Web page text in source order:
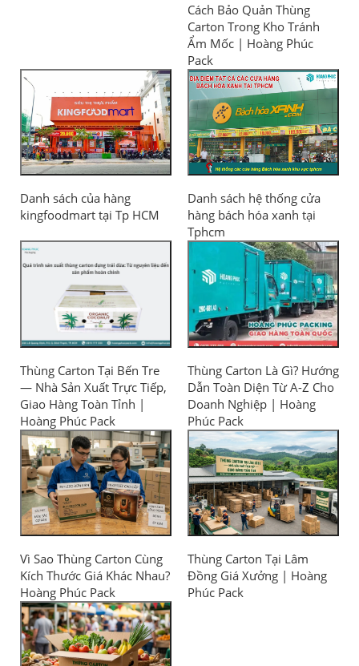
Cách Bảo Quản Thùng
Carton Trong Kho Tránh
Ẩm Mốc | Hoàng Phúc
Pack
Danh sách của hàng
kingfoodmart tại Tp HCM
Danh sách hệ thống cửa
hàng bách hóa xanh tại
Tphcm
Thùng Carton Tại Bến Tre
— Nhà Sản Xuất Trực Tiếp,
Giao Hàng Toàn Tỉnh |
Hoàng Phúc Pack
Thùng Carton Là Gì? Hướng
Dẫn Toàn Diện Từ A-Z Cho
Doanh Nghiệp | Hoàng
Phúc Pack
Vì Sao Thùng Carton Cùng
Kích Thước Giá Khác Nhau?
Hoàng Phúc Pack
Thùng Carton Tại Lâm
Đồng Giá Xưởng | Hoàng
Phúc Pack